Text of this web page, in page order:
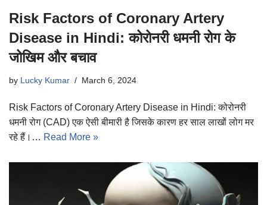
Risk Factors of Coronary Artery
Disease in Hindi: कोरोनरी धमनी रोग के
जोखिम और बचाव
by Lucky Kumar March 6, 2024
Risk Factors of Coronary Artery Disease in Hindi: कोरोनरी
धमनी रोग (CAD) एक ऐसी बीमारी है जिसके कारण हर साल लाखों लोग मर
रहे हैं।… Read More »